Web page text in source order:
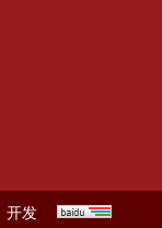
开发